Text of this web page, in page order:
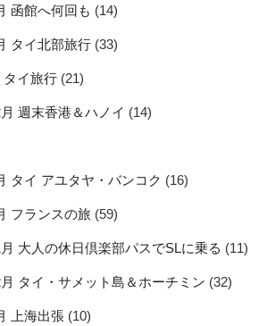
函館へ何回も (14)
タイ北部旅行 (33)
タイ旅行 (21)
週末香港＆ハノイ (14)
タイ アユタヤ・バンコク (16)
フランスの旅 (59)
大人の休日倶楽部パスでSLに乗る (11)
タイ・サメット島＆ホーチミン (32)
上海出張 (10)